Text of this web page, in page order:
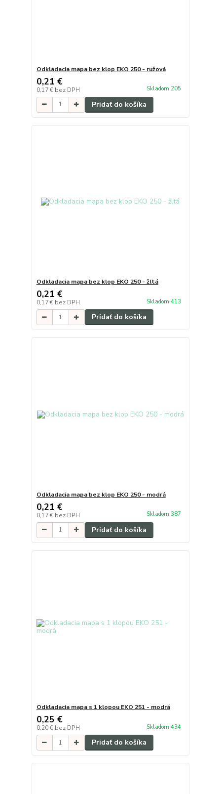
Odkladacia mapa bez klop EKO 250 - ružová
0,21 €
0,17 € bez DPH Skladom 205
Pridať do košíka
Odkladacia mapa bez klop EKO 250 - žltá
0,21 €
0,17 € bez DPH Skladom 413
Pridať do košíka
Odkladacia mapa bez klop EKO 250 - modrá
0,21 €
0,17 € bez DPH Skladom 387
Pridať do košíka
Odkladacia mapa s 1 klopou EKO 251 - modrá
0,25 €
0,20 € bez DPH Skladom 434
Pridať do košíka